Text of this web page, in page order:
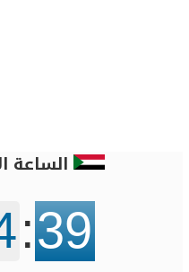
الساعة
:39